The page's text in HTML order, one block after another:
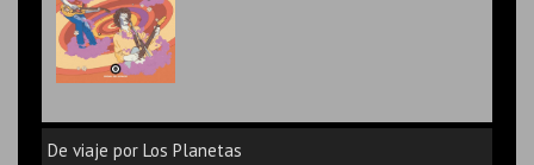
De viaje por Los Planetas